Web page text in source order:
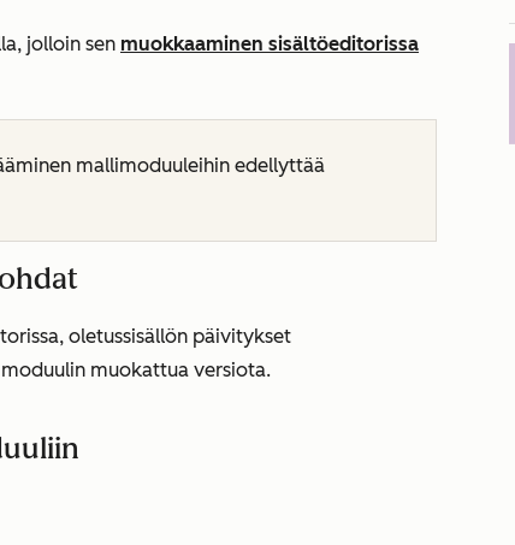
jolloin sen muokkaaminen sisältöeditorissa
mallimoduuleihin edellyttää
oletussisällön päivitykset
muokattua versiota.